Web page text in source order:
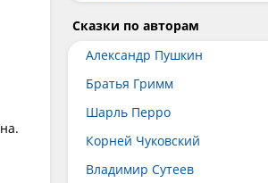
Сказки по авторам
Александр Пушкин
Братья Гримм
Шарль Перро
Корней Чуковский
Владимир Сутеев